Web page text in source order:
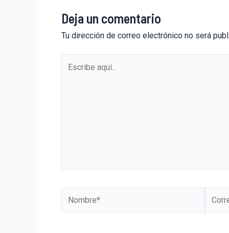
Deja un comentario
Tu dirección de correo electrónico no será